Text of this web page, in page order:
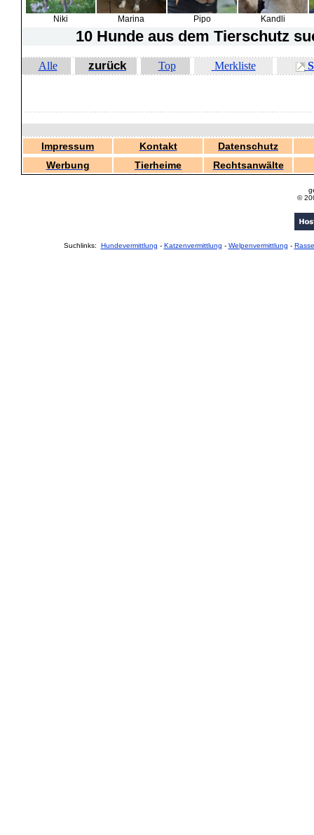
Niki Marina Pipo Kandli
10 Hunde aus dem Tierschutz
Alle zurück Top Merkliste
Impressum Kontakt
Datenschutz
Werbung
Tierheime Rechtsanwälte
©
Suchlinks: Hundevermittlung - Katzenvermittlung - Welpenvermittlung -